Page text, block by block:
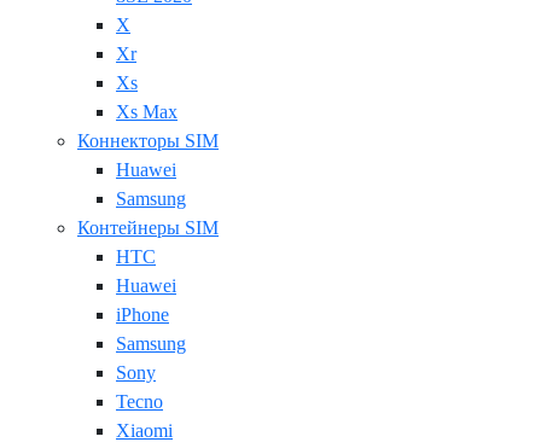
X
Xr
Xs
Xs Max
Коннекторы SIM
Huawei
Samsung
Контейнеры SIM
HTC
Huawei
iPhone
Samsung
Sony
Tecno
Xiaomi